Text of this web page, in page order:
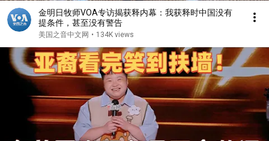
金明日牧师VOA专访揭获释内幕：我获释时中国没有
提条件，甚至没有警告
美国之音中文网 • 134K views